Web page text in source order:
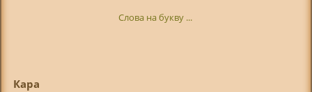
Слова на букву ...
Кара